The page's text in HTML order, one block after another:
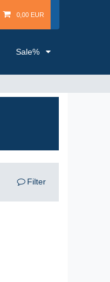
0,00 EUR
Sale%
Filter